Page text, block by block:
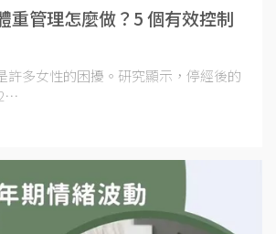
重管理怎麼做？5 個有效控制
許多女性的困擾。研究顯示，停經後的